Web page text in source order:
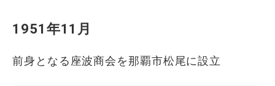
1951年11月
前身となる座波商会を那覇市松尾に設立